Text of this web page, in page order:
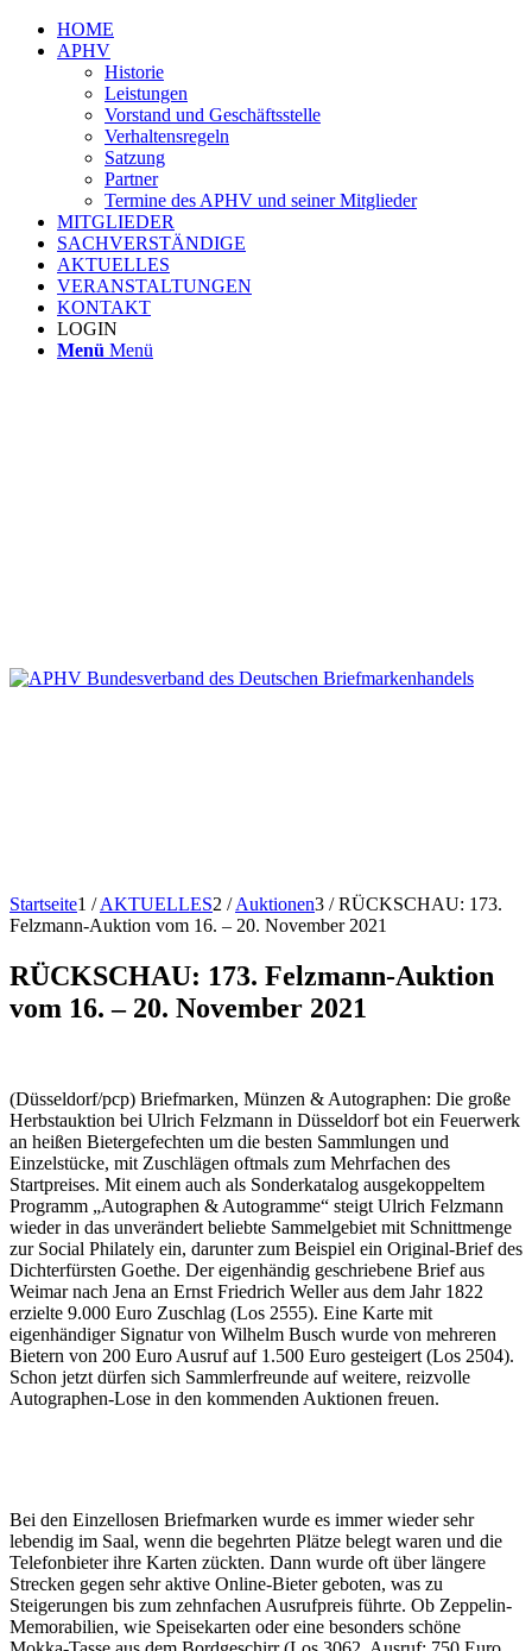
HOME
APHV
Historie
Leistungen
Vorstand und Geschäftsstelle
Verhaltensregeln
Satzung
Partner
Termine des APHV und seiner Mitglieder
MITGLIEDER
SACHVERSTÄNDIGE
AKTUELLES
VERANSTALTUNGEN
KONTAKT
LOGIN
Menü Menü
Startseite1 / AKTUELLES2 / Auktionen3 / RÜCKSCHAU: 173.
Felzmann-Auktion vom 16. – 20. November 2021
RÜCKSCHAU: 173. Felzmann-Auktion
vom 16. – 20. November 2021
(Düsseldorf/pcp) Briefmarken, Münzen & Autographen: Die große
Herbstauktion bei Ulrich Felzmann in Düsseldorf bot ein Feuerwerk
an heißen Bietergefechten um die besten Sammlungen und
Einzelstücke, mit Zuschlägen oftmals zum Mehrfachen des
Startpreises. Mit einem auch als Sonderkatalog ausgekoppeltem
Programm „Autographen & Autogramme“ steigt Ulrich Felzmann
wieder in das unverändert beliebte Sammelgebiet mit Schnittmenge
zur Social Philately ein, darunter zum Beispiel ein Original-Brief des
Dichterfürsten Goethe. Der eigenhändig geschriebene Brief aus
Weimar nach Jena an Ernst Friedrich Weller aus dem Jahr 1822
erzielte 9.000 Euro Zuschlag (Los 2555). Eine Karte mit
eigenhändiger Signatur von Wilhelm Busch wurde von mehreren
Bietern von 200 Euro Ausruf auf 1.500 Euro gesteigert (Los 2504).
Schon jetzt dürfen sich Sammlerfreunde auf weitere, reizvolle
Autographen-Lose in den kommenden Auktionen freuen.
Bei den Einzellosen Briefmarken wurde es immer wieder sehr
lebendig im Saal, wenn die begehrten Plätze belegt waren und die
Telefonbieter ihre Karten zückten. Dann wurde oft über längere
Strecken gegen sehr aktive Online-Bieter geboten, was zu
Steigerungen bis zum zehnfachen Ausrufpreis führte. Ob Zeppelin-
Memorabilien, wie Speisekarten oder eine besonders schöne